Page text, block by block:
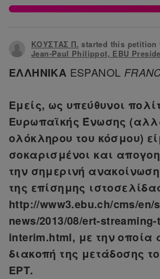
ΚΟΥΣΤΑΣ Π. started this petition
Jean-Paul Philippot, EBU
ΕΛΛΗΝΙΚΑ ESPANOL
Εμείς, ως υπεύθυνοι
Ευρωπαϊκής Ένωσης
ολόκληρου του κόσμου)
σοκαρισμένοι και
την σημερινή
της επίσημης
http://www3.ebu.ch/cms/
news/2013/08/ert-
interim.html, με την οποία
διακοπή της μετάδοσης
ΕΡΤ.